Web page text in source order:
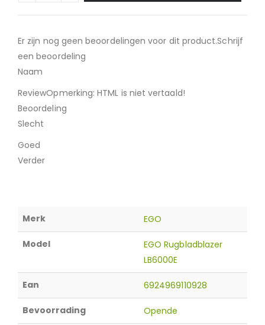
Er zijn nog geen beoordelingen voor dit product.Schrijf
een beoordeling
Naam
ReviewOpmerking: HTML is niet vertaald!
Beoordeling
Slecht
Goed
Verder
Merk EGO
Model
EGO Rugbladblazer
LB6000E
Ean 6924969110928
Bevoorrading Opende